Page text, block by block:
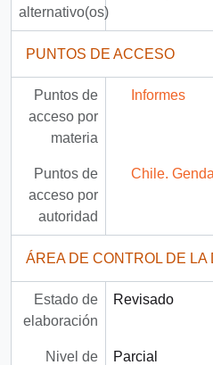
alternativo(os)
PUNTOS DE ACCESO
Puntos de
acceso por
materia
Informes
Puntos de
acceso por
autoridad
Chile.
ÁREA DE CONTROL DE LA
Estado de
elaboración
Revisado
Nivel de
Parcial